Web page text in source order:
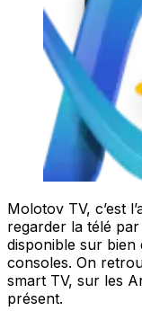
Molotov TV, c’est
regarder la télé
disponible sur bien
consoles. On
smart TV, sur les
présent.